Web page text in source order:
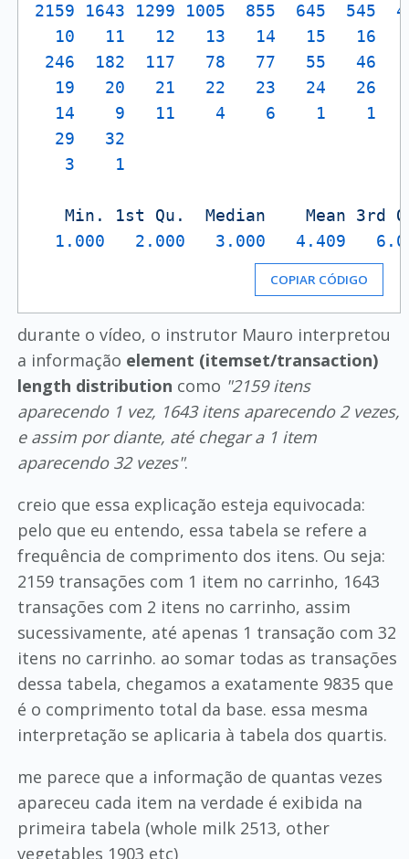
2159 1643 1299 1005 855 645 545
10
11 12 13 14 15 16
246
182 117 78 77 55 46
19
20 21 22 23 24 26
14
9 11 4 6 1
1
29
32
3
1
Min. 1st Qu. Median Mean 3rd
1.000
2.000 3.000 4.409
COPIAR CÓDIGO
durante o vídeo, o instrutor Mauro interpretou
a informação element (itemset/transaction)
length distribution como "2159 itens
aparecendo 1 vez, 1643 itens aparecendo 2 vezes,
e assim por diante, até chegar a 1 item
aparecendo 32 vezes".
creio que essa explicação esteja equivocada:
pelo que eu entendo, essa tabela se refere a
frequência de comprimento dos itens. Ou seja:
2159 transações com 1 item no carrinho, 1643
transações com 2 itens no carrinho, assim
sucessivamente, até apenas 1 transação com 32
itens no carrinho. ao somar todas as transações
dessa tabela, chegamos a exatamente 9835 que
é o comprimento total da base. essa mesma
interpretação se aplicaria à tabela dos quartis.
me parece que a informação de quantas vezes
apareceu cada item na verdade é exibida na
primeira tabela (whole milk 2513, other
vegetables 1903 etc)